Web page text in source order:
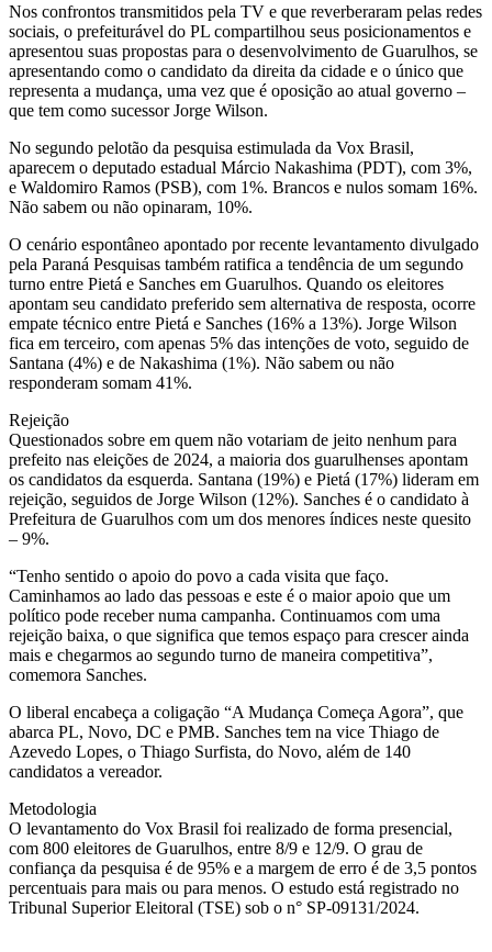
Nos confrontos transmitidos pela TV e que reverberaram pelas redes
sociais, o prefeiturável do PL compartilhou seus posicionamentos e
apresentou suas propostas para o desenvolvimento de Guarulhos, se
apresentando como o candidato da direita da cidade e o único que
representa a mudança, uma vez que é oposição ao atual governo –
que tem como sucessor Jorge Wilson.
No segundo pelotão da pesquisa estimulada da Vox Brasil,
aparecem o deputado estadual Márcio Nakashima (PDT), com 3%,
e Waldomiro Ramos (PSB), com 1%. Brancos e nulos somam 16%.
Não sabem ou não opinaram, 10%.
O cenário espontâneo apontado por recente levantamento divulgado
pela Paraná Pesquisas também ratifica a tendência de um segundo
turno entre Pietá e Sanches em Guarulhos. Quando os eleitores
apontam seu candidato preferido sem alternativa de resposta, ocorre
empate técnico entre Pietá e Sanches (16% a 13%). Jorge Wilson
fica em terceiro, com apenas 5% das intenções de voto, seguido de
Santana (4%) e de Nakashima (1%). Não sabem ou não
responderam somam 41%.
Rejeição
Questionados sobre em quem não votariam de jeito nenhum para
prefeito nas eleições de 2024, a maioria dos guarulhenses apontam
os candidatos da esquerda. Santana (19%) e Pietá (17%) lideram em
rejeição, seguidos de Jorge Wilson (12%). Sanches é o candidato à
Prefeitura de Guarulhos com um dos menores índices neste quesito
– 9%.
“Tenho sentido o apoio do povo a cada visita que faço.
Caminhamos ao lado das pessoas e este é o maior apoio que um
político pode receber numa campanha. Continuamos com uma
rejeição baixa, o que significa que temos espaço para crescer ainda
mais e chegarmos ao segundo turno de maneira competitiva”,
comemora Sanches.
O liberal encabeça a coligação “A Mudança Começa Agora”, que
abarca PL, Novo, DC e PMB. Sanches tem na vice Thiago de
Azevedo Lopes, o Thiago Surfista, do Novo, além de 140
candidatos a vereador.
Metodologia
O levantamento do Vox Brasil foi realizado de forma presencial,
com 800 eleitores de Guarulhos, entre 8/9 e 12/9. O grau de
confiança da pesquisa é de 95% e a margem de erro é de 3,5 pontos
percentuais para mais ou para menos. O estudo está registrado no
Tribunal Superior Eleitoral (TSE) sob o n° SP-09131/2024.